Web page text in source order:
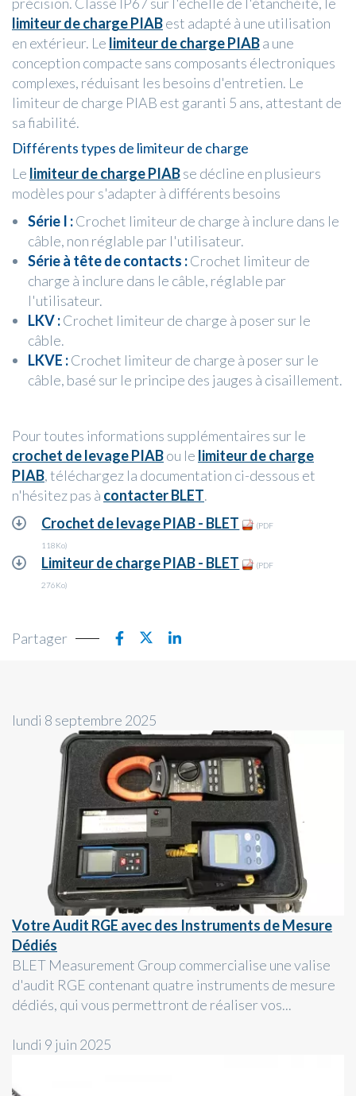
limiteur de charge PIABest adapté à une utilisation
en extérieur. Le limiteur de charge PIABa une
conception compacte sans composants électroniques
complexes, réduisant les besoins d'entretien. Le
limiteur de charge PIAB est garanti 5 ans, attestant de
sa fiabilité.
Différents types de limiteur de charge
Le limiteur de charge PIABse décline en plusieurs
modèles pour s'adapter à différents besoins
Série I :Crochet limiteur de charge à inclure dans le
câble, non réglable par l'utilisateur.
Série à tête de contacts :Crochet limiteur de
charge à inclure dans le câble, réglable par
l'utilisateur.
LKV :Crochet limiteur de charge à poser sur le
câble.
LKVE :Crochet limiteur de charge à poser sur le
câble, basé sur le principe des jauges à cisaillement.
Pour toutes informations supplémentaires sur le
crochet de levage PIABou le limiteur de charge
PIAB, téléchargez la documentation ci-dessous et
n'hésitez pas à contacter BLET.
Crochet de levage PIAB - BLET
(PDF
118Ko)
Limiteur de charge PIAB - BLET (PDF
276Ko)
Partager
lundi 8 septembre 2025
Votre Audit RGE avec des Instruments de Mesure
Dédiés
BLET Measurement Group commercialise une valise
d'audit RGE contenant quatre instruments de mesure
dédiés, qui vous permettront de réaliser vos...
lundi 9 juin 2025